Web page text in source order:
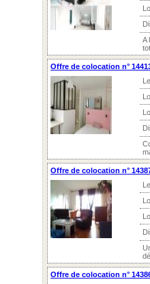
A
Offre de colocation n°
Le
Offre de colocation n°
Le
Offre de colocation n°